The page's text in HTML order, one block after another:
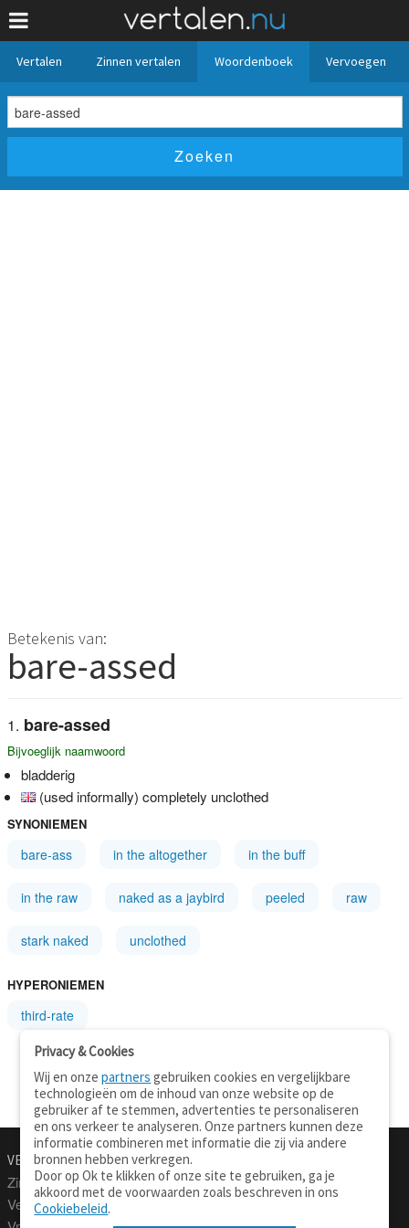
Vertalen Zinnen vertalen Woordenboek Vervoegen
Betekenis van:
bare-assed
bare-assed
Bijvoeglijk naamwoord
bladderig
(used informally) completely unclothed
SYNONIEMEN
bare-ass in the altogether in the buff
in the raw naked as a jaybird peeled raw
stark naked unclothed
HYPERONIEMEN
third-rate
VERTALEN.NU
Zinnen vertalen
Verklarend woordenboek
Over deze site
Privacy & Cookies
Wij en onzepartners gebruiken cookies en vergelijkbare
technologieën om de inhoud van onze website op de
gebruiker af te stemmen, advertenties te personaliseren
en ons verkeer te analyseren. Onze partners kunnen deze
informatie combineren met informatie die zij via andere
bronnen hebben verkregen.
Door op Ok te klikken of onze site te gebruiken, ga je
akkoord met de voorwaarden zoals beschreven in ons
Cookiebeleid.